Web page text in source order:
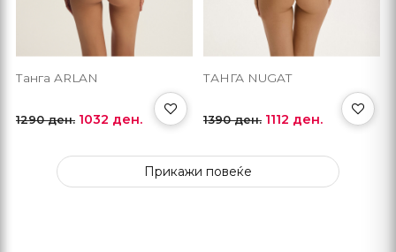
Танга ARLAN
1290 ден. 1032 ден.
ТАНГА NUGAT
1390 ден. 1112 ден.
Прикажи повеќе